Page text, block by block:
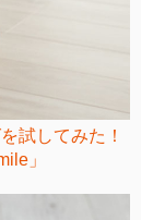
試してみた！
」